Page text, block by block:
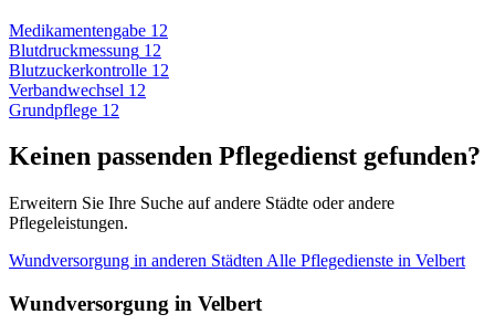
Medikamentengabe 12
Blutdruckmessung 12
Blutzuckerkontrolle 12
Verbandwechsel 12
Grundpflege 12
Keinen passenden Pflegedienst gefunden?
Erweitern Sie Ihre Suche auf andere Städte oder andere
Pflegeleistungen.
Wundversorgung in anderen Städten Alle Pflegedienste in Velbert
Wundversorgung in Velbert